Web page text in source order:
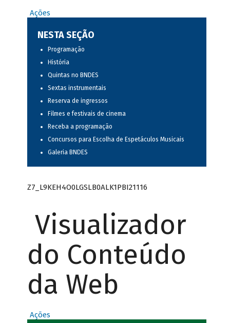
Ações
NESTA SEÇÃO
Programação
História
Quintas no BNDES
Sextas instrumentais
Reserva de ingressos
Filmes e festivais de cinema
Receba a programação
Concursos para Escolha de Espetáculos Musicais
Galeria BNDES
Z7_L9KEH4O0LGSLB0ALK1PBI21116
Visualizador
do Conteúdo
da Web
Ações